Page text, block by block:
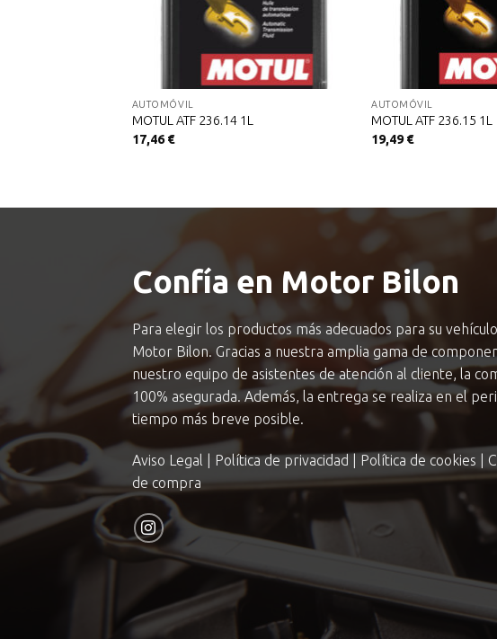
AUTOMÓVIL
MOTUL ATF 236.14 1L
17,46€
AUTOMÓVIL
MOTUL ATF 236.15 1L
19,49€
Confía en Motor Bilon
Para elegir los productos más adecuados para su
Motor Bilon. Gracias a nuestra amplia gama de
nuestro equipo de asistentes de atención al cliente, la
100% asegurada. Además, la entrega se realiza en el
tiempo más breve posible.
Aviso Legal Política de privacidad Política de cookies
de compra